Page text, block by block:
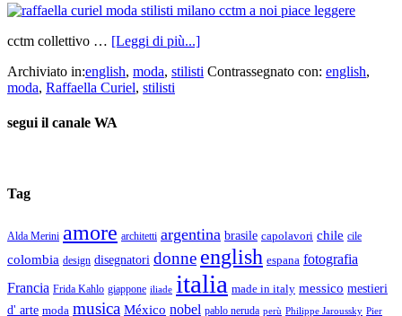
cctm collettivo … [Leggi di più...]
Archiviato in:english, moda, stilisti Contrassegnato con: english,
moda, Raffaella Curiel, stilisti
segui il canale WA
Tag
Alda Merini amore architetti argentina brasile capolavori chile cile
colombia design disegnatori donne english espana fotografia
Francia Frida Kahlo giappone iliade italia made in italy messico mestieri
d' arte moda musica México nobel pablo neruda perù Philippe Jaroussky Pier